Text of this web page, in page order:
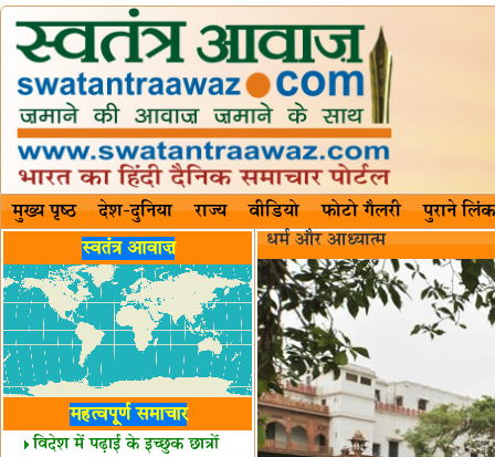
मुख्य पृष्ठ देश-दुनिया राज्य वीडियो फोटो गैलरी पुराने लिंक
स्वतंत्र आवाज़
महत्वपूर्ण समाचार
विदेश में पढ़ाई के इच्छुक छात्रों
धर्म और आध्यात्म